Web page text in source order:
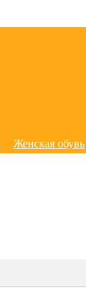
Женская обувь